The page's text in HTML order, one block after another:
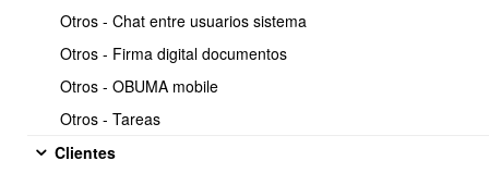
Otros - Chat entre usuarios sistema
Otros - Firma digital documentos
Otros - OBUMA mobile
Otros - Tareas
Clientes
Imprimir << Anterior 14 / 32
Ubicaciones de productos
en bodega